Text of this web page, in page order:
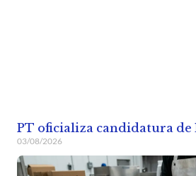
PT oficializa candidatura de
03/08/2026